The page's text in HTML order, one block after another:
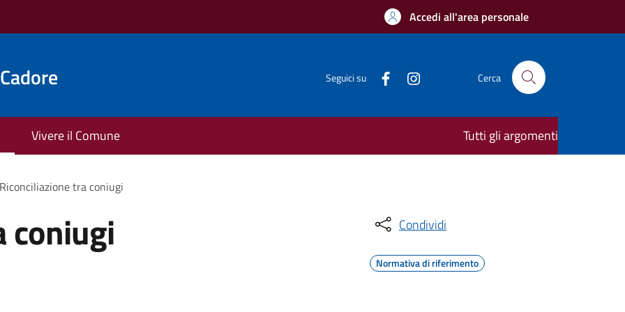
Accedi all'area personale
Seguici su Cerca
Vivere il Comune Tutti gli argomenti
Riconciliazione tra coniugi
coniugi Condividi
Normativa di riferimento